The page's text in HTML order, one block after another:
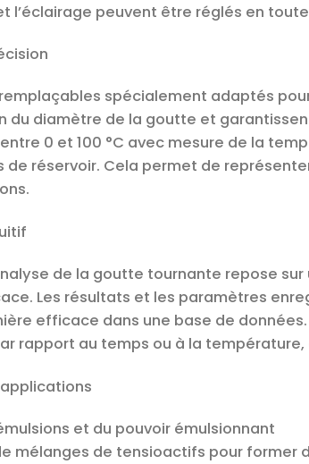
l’éclairage peuvent être réglés en
spécialement adaptés
du diamètre de la goutte et
0 et 100 °C avec mesure de la
de réservoir. Cela permet de
de la goutte tournante repose
Les résultats et les paramètres
efficace dans une base de
rapport au temps ou à la
et du pouvoir émulsionnant
mélanges de tensioactifs pour former